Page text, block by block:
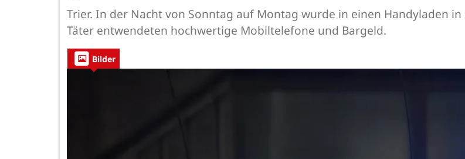
Trier. In der Nacht von Sonntag auf Montag wurde in einen Handyladen
Täter entwendeten hochwertige Mobiltelefone und Bargeld.
Bilder